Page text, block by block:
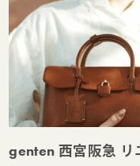
genten 西宮阪急 リ